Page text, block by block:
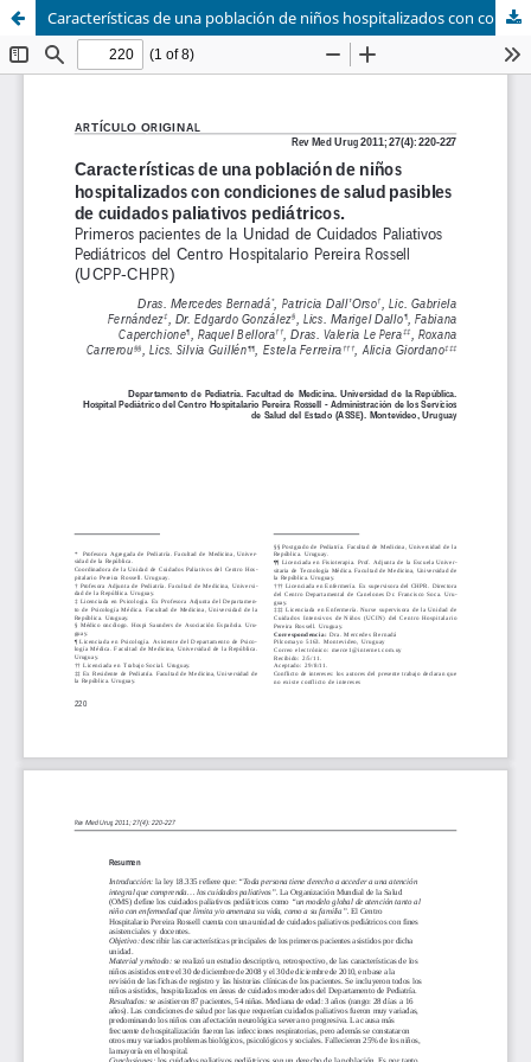
Características de una población de niños hospitalizados con condiciones de salud pasibles de cuidados paliativos pediátricos